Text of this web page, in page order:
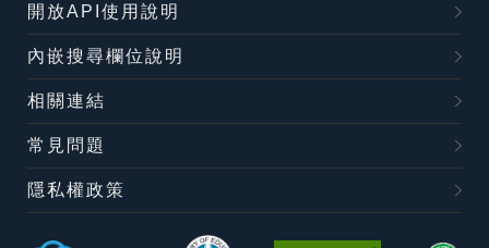
開放API使用說明
內嵌搜尋欄位說明
相關連結
常見問題
隱私權政策